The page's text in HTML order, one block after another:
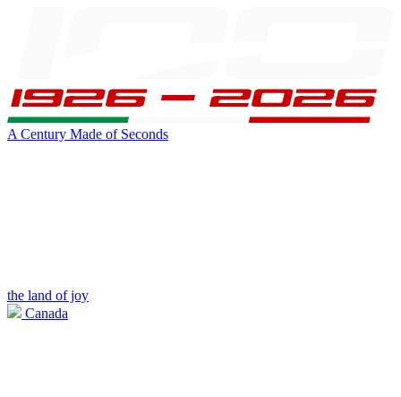
A Century Made of Seconds
the land of joy
Canada